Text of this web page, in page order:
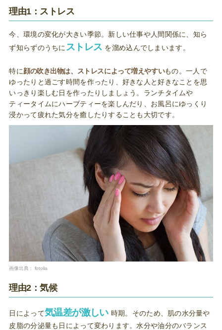
理由1：ストレス
今、環境の変化が大きい季節。新しい仕事や人間関係に、知ら
ず知らずのうちにストレス を溜め込んでしまいます。
特に顔の吹き出物は、ストレスによって増えやすいもの。一人で
ゆったりと過ごす時間を作ったり、好きな人と好きなことを思
いっきり楽しむ日を作ったりしましょう。ランチタイムや
ティータイムにハーブティーを楽しんだり、お風呂にゆっくり
浸かって疲れた気分を癒したりすることも大切です。
画像出典： fotolia
理由2：気候
日によって気温差が激しい 時期。そのため、肌の水分量や
皮脂の分泌量も日によって変わります。水分や油分のバランス